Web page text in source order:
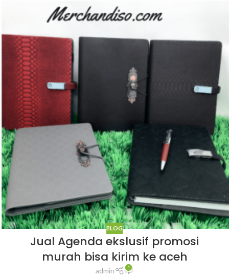
BLOG
Jual Agenda ekslusif promosi
murah bisa kirim ke aceh
admin 1